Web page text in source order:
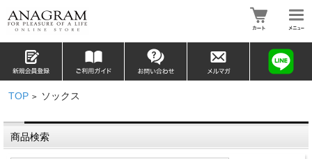
TOP > ソックス
商品検索